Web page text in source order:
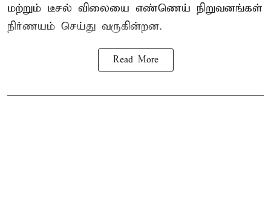
மற்றும் டீசல் விலையை எண்ணெய் நிறுவனங்கள்
நிர்ணயம் செய்து வருகின்றன.
Read More